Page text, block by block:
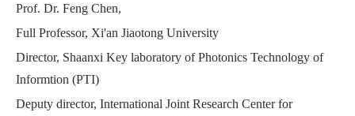
Prof. Dr. Feng Chen,
Full Professor, Xi'an Jiaotong University
Director, Shaanxi Key laboratory of Photonics Technology of
Informtion (PTI)
Deputy director, International Joint Research Center for